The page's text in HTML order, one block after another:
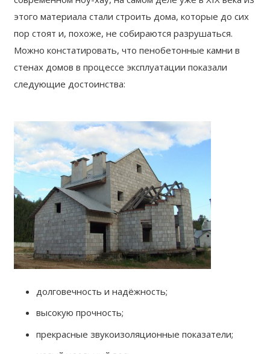
этого материала стали строить дома, которые до сих
пор стоят и, похоже, не собираются разрушаться.
Можно констатировать, что пенобетонные камни в
стенах домов в процессе эксплуатации показали
следующие достоинства:
долговечность и надёжность;
высокую прочность;
прекрасные звукоизоляционные показатели;